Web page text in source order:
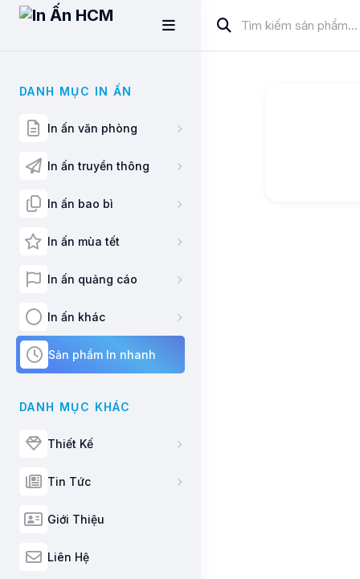
DANH MỤC IN ẤN
In ấn văn phòng
In ấn truyền thông
In ấn bao bì
In ấn mùa tết
In ấn quảng cáo
In ấn khác
Sản phẩm In nhanh
DANH MỤC KHÁC
Thiết Kế
Tin Tức
Giới Thiệu
Liên Hệ